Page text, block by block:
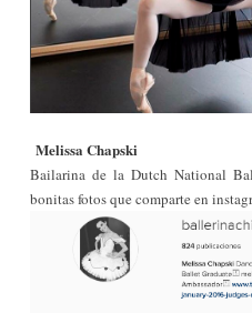
Melissa Chapski
Bailarina de la Dutch National
bonitas fotos que comparte en